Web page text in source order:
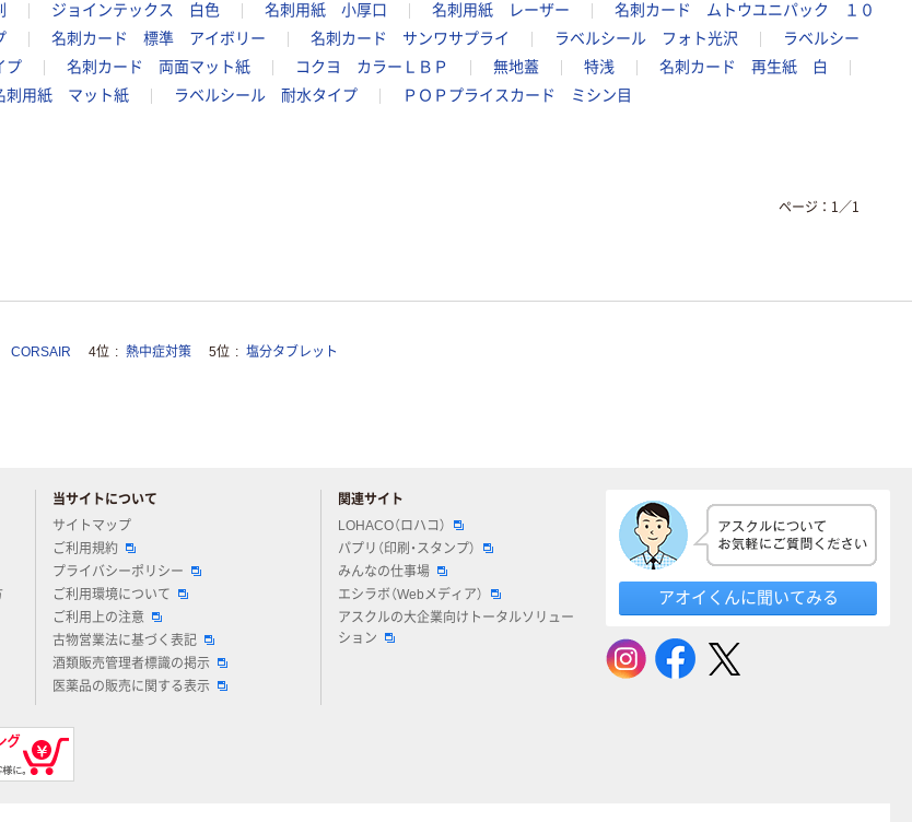
ジョインテックス 白色 名刺用紙 小厚口 名刺用紙 レーザー
名刺カード ムトウユニパック １０
名刺カード 標準 アイボリー 名刺カード サンワサプライ ラベルシール フォト光沢
ラベルシー
プ 名刺カード 両面マット紙 コクヨ カラーＬＢＰ 無地蓋 特浅
名刺カード 再生紙 白
刺用紙 マット紙 ラベルシール 耐水タイプ ＰＯＰプライスカード ミシン目
ページ： 1／1
CORSAIR 4位 熱中症対策 5位 塩分タブレット
当サイトについて
サイトマップ
ご利用規約
プライバシーポリシー
ご利用環境について
ご利用上の注意
古物営業法に基づく表記
酒類販売管理者標識の掲示
医薬品の販売に関する表示
関連サイト
LOHACO（ロハコ）
パプリ（印刷・スタンプ）
みんなの仕事場
エシラボ（Webメディア）
アスクルの大企業向けトータルソリュー
ション
アオイくんに聞いてみる